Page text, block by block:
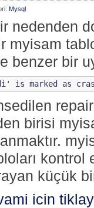
Mysql
nedenden
myisam
benzer bir
is marked as
birisi
küçük
icin